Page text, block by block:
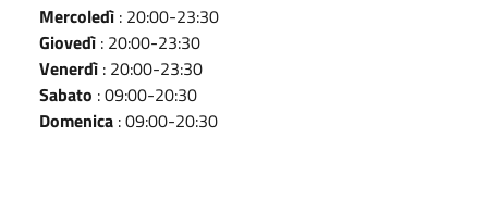
Mercoledì : 20:00-23:30
Giovedì : 20:00-23:30
Venerdì : 20:00-23:30
Sabato : 09:00-20:30
Domenica : 09:00-20:30